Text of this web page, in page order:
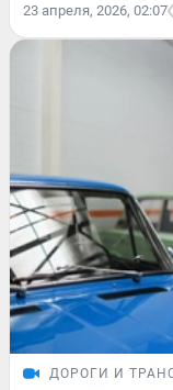
23 апреля, 2026, 02:07
ДОРОГИ И